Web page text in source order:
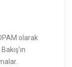
olarak